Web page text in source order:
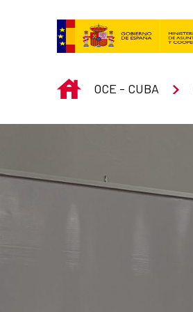
INICIO
OCE - CUBA